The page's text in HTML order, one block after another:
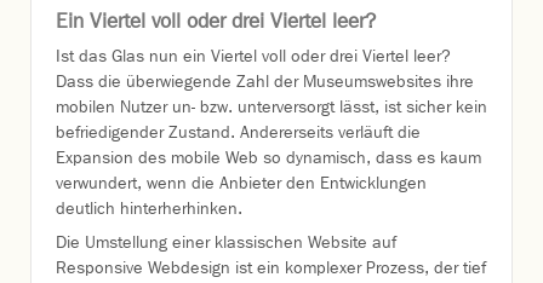
Ein Viertel voll oder drei Viertel leer?
Ist das Glas nun ein Viertel voll oder drei Viertel leer?
Dass die überwiegende Zahl der Museumswebsites ihre
mobilen Nutzer un- bzw. unterversorgt lässt, ist sicher kein
befriedigender Zustand. Andererseits verläuft die
Expansion des mobile Web so dynamisch, dass es kaum
verwundert, wenn die Anbieter den Entwicklungen
deutlich hinterherhinken.
Die Umstellung einer klassischen Website auf
Responsive Webdesign ist ein komplexer Prozess, der tief